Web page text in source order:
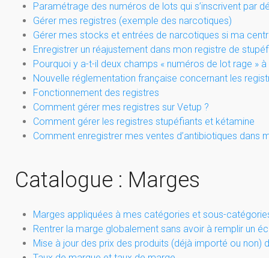
Paramétrage des numéros de lots qui s’inscrivent par
Gérer mes registres (exemple des narcotiques)
Gérer mes stocks et entrées de narcotiques si ma
Enregistrer un réajustement dans mon registre de
Pourquoi y a-t-il deux champs « numéros de lot rage »
Nouvelle réglementation française concernant les
Fonctionnement des registres
Comment gérer mes registres sur Vetup ?
Comment gérer les registres stupéfiants et kétamine
Comment enregistrer mes ventes d’antibiotiques dans
Catalogue : Marges
Marges appliquées à mes catégories et sous-
Rentrer la marge globalement sans avoir à remplir un
Mise à jour des prix des produits (déjà importé ou non)